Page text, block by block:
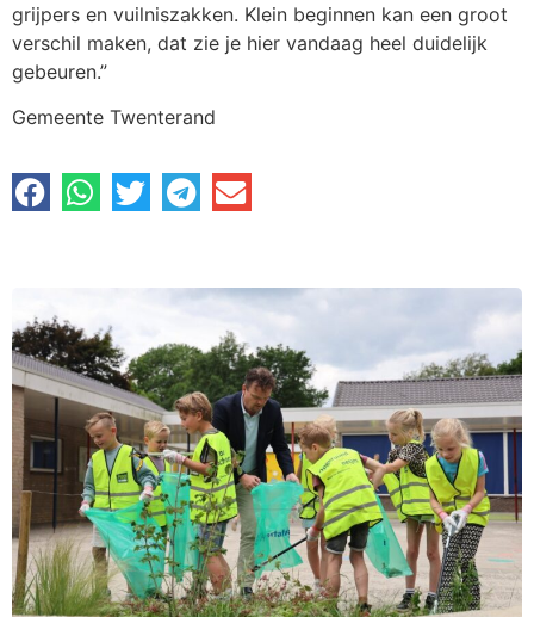
grijpers en vuilniszakken. Klein beginnen kan een groot
verschil maken, dat zie je hier vandaag heel duidelijk
gebeuren.”
Gemeente Twenterand